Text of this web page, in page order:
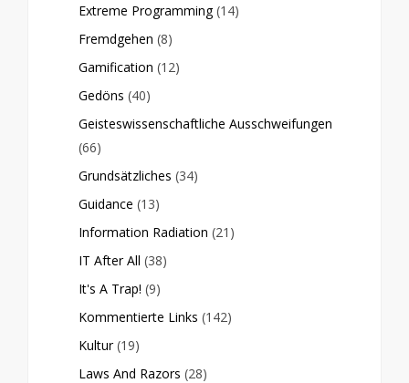
Extreme Programming (14)
Fremdgehen (8)
Gamification (12)
Gedöns (40)
Geisteswissenschaftliche Ausschweifungen
(66)
Grundsätzliches (34)
Guidance (13)
Information Radiation (21)
IT After All (38)
It's A Trap! (9)
Kommentierte Links (142)
Kultur (19)
Laws And Razors (28)